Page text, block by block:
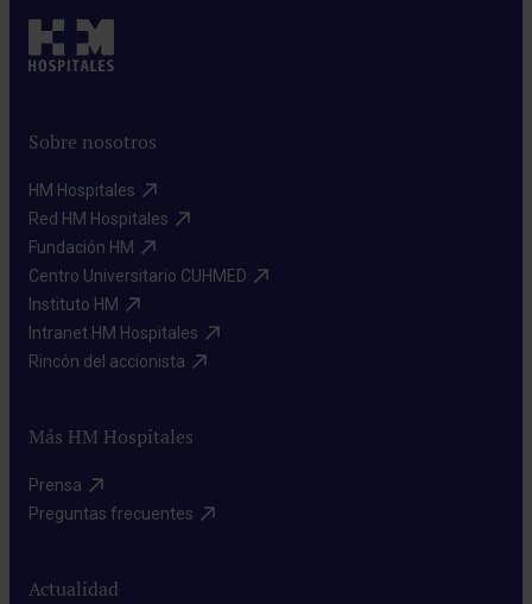
Sobre nosotros
HM Hospitales​
Red HM Hospitales​
Fundación HM​
Centro Universitario CUHMED​
Instituto HM​
Intranet HM Hospitales​
Rincón del accionista​
Más HM Hospitales
Prensa​
Preguntas frecuentes​
Actualidad